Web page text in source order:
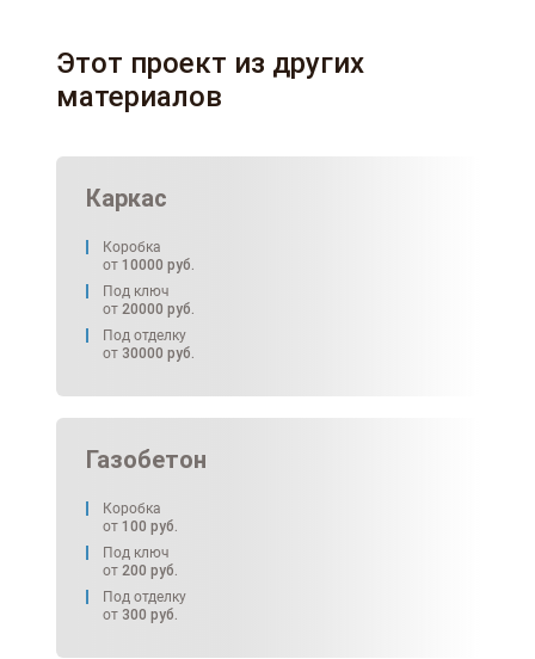
Этот проект из других
материалов
Каркас
Коробка
от 10000 руб.
Под ключ
от 20000 руб.
Под отделку
от 30000 руб.
Газобетон
Коробка
от 100 руб.
Под ключ
от 200 руб.
Под отделку
от 300 руб.